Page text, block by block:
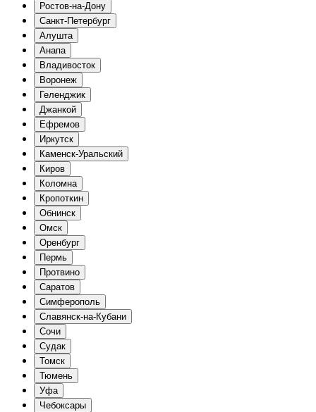
Ростов-на-Дону
Санкт-Петербург
Алушта
Анапа
Владивосток
Воронеж
Геленджик
Джанкой
Ефремов
Иркутск
Каменск-Уральский
Киров
Коломна
Кропоткин
Обнинск
Омск
Оренбург
Пермь
Протвино
Саратов
Симферополь
Славянск-на-Кубани
Сочи
Судак
Томск
Тюмень
Уфа
Чебоксары